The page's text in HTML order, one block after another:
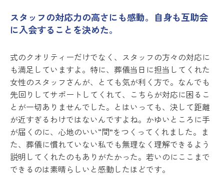
スタッフの対応力の高さにも感動。自身も互助会
に入会することを決めた。
式のクオリティーだけでなく、スタッフの方々の対応に
も満足していますよ。特に、葬儀当日に担当してくれた
女性のスタッフさんが、とても気が利く方で。なんでも
先回りしてサポートしてくれて、こちらが対応に困るこ
とが一切ありませんでした。とはいっても、決して距離
が近すぎるわけではないんですよね。かゆいところに手
が届くのに、心地のいい“間”をつくってくれました。ま
た、葬儀に慣れていない私でも無理なく理解できるよう
説明してくれたのもありがたかった。若いのにここまで
できるのは素晴らしいと感動したほどです。